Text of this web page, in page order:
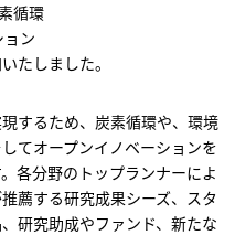
循環
ン
たしました。
するため、炭素循環や、環境
てオープンイノベーションを
各分野のトップランナーによ
薦する研究成果シーズ、スタ
研究助成やファンド、新たな